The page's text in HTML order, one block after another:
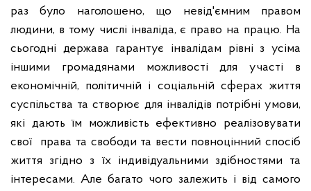
раз було наголошено, що невід'ємним правом
людини, в тому числі інваліда, є право на працю. На
сьогодні держава гарантує інвалідам рівні з усіма
іншими громадянами можливості для участі в
економічній, політичній і соціальній сферах життя
суспільства та створює для інвалідів потрібні умови,
які дають їм можливість ефективно реалізовувати
свої
права та свободи та вести повноцінний спосіб
життя згідно з їх індивідуальними здібностями та
інтересами. Але багато чого залежить і від самого